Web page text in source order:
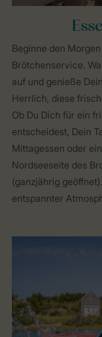
Beginne den
Brötchenservice.
auf und genieße
Herrlich, diese
Ob Du Dich für ein
entscheidest, Dein
Mittagessen oder
Nordseeseite des
(ganzjährig
entspannter